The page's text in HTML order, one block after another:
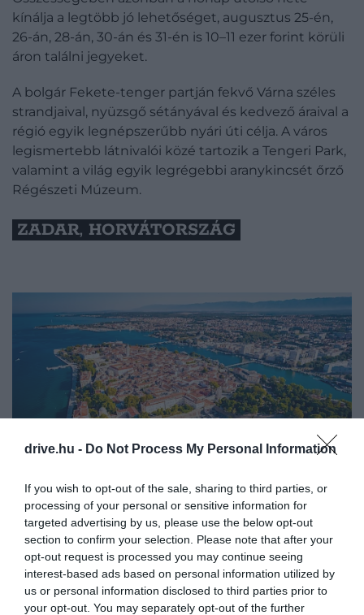
drive.hu - Do Not Process My Personal Information
If you wish to opt-out of the sale, sharing to third parties, or
processing of your personal or sensitive information for
targeted advertising by us, please use the below opt-out
section to confirm your selection. Please note that after your
opt-out request is processed you may continue seeing
interest-based ads based on personal information utilized by
us or personal information disclosed to third parties prior to
your opt-out. You may separately opt-out of the further
kínálja a legtöbb jó lehetőséget, augusztus 25-én,
26-án, 28-án, 30-án és 31-én is 10–11 ezer forint körüli
áron találni jegyeket.
A bolgár Fekete-tenger partján fekvő Várna széles
strandjaival, nyüzsgő sétányával és kedvező áraival a
régió egyik legnépszerűbb nyári úti célja. A város
legismertebb látnivalói közé tartozik a Tengeri Park,
valamint a világ egyik legrégebbi aranykincsét őrző
Régészeti Múzeum.
ZADAR, HORVÁTORSZÁG
Zadar, Horvátország xbrchx, Shutterstock
Bár sok magyar inkább autóval indul neki a horvát
nyaralásnak, repülővel időt, bizonyos esetekben
pedig akár pénzt is spórolhatunk.Zadarbapéldául